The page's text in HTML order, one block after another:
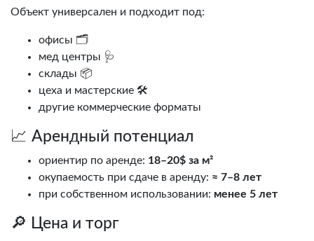
Объект универсален и подходит под:
офисы 🗂️
мед центры 🩺
склады 📦
цеха и мастерские 🛠️
другие коммерческие форматы
📈 Арендный потенциал
ориентир по аренде: 18–20$ за м²
окупаемость при сдаче в аренду: ≈ 7–8 лет
при собственном использовании: менее 5 лет
🔎 Цена и торг